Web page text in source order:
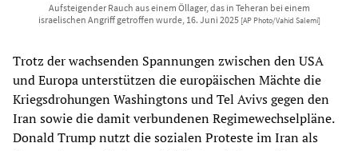
Aufsteigender Rauch aus einem Öllager, das in Teheran bei einem
israelischen Angriff getroffen wurde, 16. Juni 2025 [AP Photo/Vahid Salemi]
Trotz der wachsenden Spannungen zwischen den USA
und Europa unterstützen die europäischen Mächte die
Kriegsdrohungen Washingtons und Tel Avivs gegen den
Iran sowie die damit verbundenen Regimewechselpläne.
Donald Trump nutzt die sozialen Proteste im Iran als